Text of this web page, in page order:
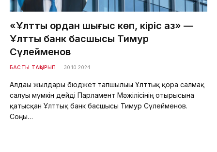
«Ұлттық қордан шығыс көп, кіріс аз» —
Ұлттық банк басшысы Тимур
Сүлейменов
БАСТЫ ТАҚЫРЫП 30.10.2024
Алдағы жылдары бюджет тапшылығы Ұлттық қорға салмақ
салуы мүмкін дейді Парламент Мәжілісінің отырысына
қатысқан Ұлттық банк басшысы Тимур Сүлейменов.
Соңғы…